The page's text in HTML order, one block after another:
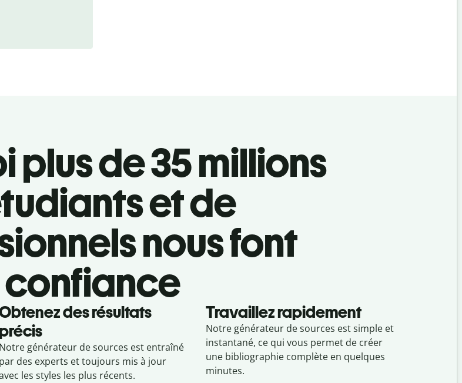
plus de 35 millions
et de
nous font
confiance
des résultats
Notre générateur de sources est entraîné
par des experts et toujours mis à jour
les styles les plus récents.
Travaillez rapidement
Notre générateur de sources est simple et
instantané, ce qui vous permet de créer
une bibliographie complète en quelques
minutes.